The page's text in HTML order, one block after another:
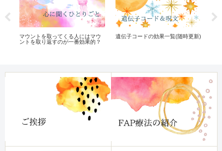
マウントを取ってくる人にはマウ
ントを取り返すのが一番効果的？
遺伝子コードの効果一覧(随時更新)